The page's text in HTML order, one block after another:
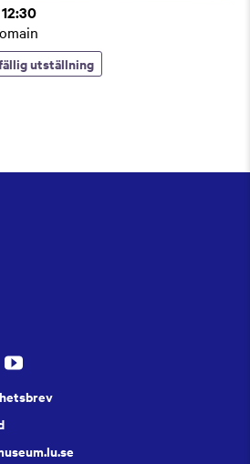
utställning